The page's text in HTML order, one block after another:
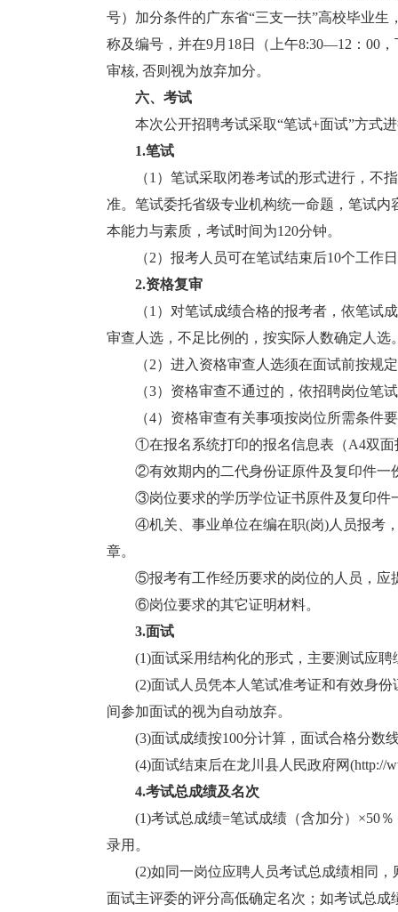
号）加分条件的广东省“三支一扶”高校毕业
称及编号，并在9月18日（上午8:30—12：00
审核, 否则视为放弃加分。
六、考试
本次公开招聘考试采取“笔试+面试”方式
1.笔试
（1）笔试采取闭卷考试的形式进行，不指
准。笔试委托省级专业机构统一命题，笔试
本能力与素质，考试时间为120分钟。
（2）报考人员可在笔试结束后10个工作日
2.资格复审
（1）对笔试成绩合格的报考者，依笔试成
审查人选，不足比例的，按实际人数确定人选
（2）进入资格审查人选须在面试前按规定
（3）资格审查不通过的，依招聘岗位笔试
（4）资格审查有关事项按岗位所需条件要
①在报名系统打印的报名信息表（A4双面
②有效期内的二代身份证原件及复印件一
③岗位要求的学历学位证书原件及复印件一
④机关、事业单位在编在职(岗)人员报考，
章。
⑤报考有工作经历要求的岗位的人员，应提
⑥岗位要求的其它证明材料。
3.面试
(1)面试采用结构化的形式，主要测试应聘
(2)面试人员凭本人笔试准考证和有效身份
间参加面试的视为自动放弃。
(3)面试成绩按100分计算，面试合格分数
(4)面试结束后在龙川县人民政府网(http://
4.考试总成绩及名次
(1)考试总成绩=笔试成绩（含加分）×50％
录用。
(2)如同一岗位应聘人员考试总成绩相同，
面试主评委的评分高低确定名次；如考试总